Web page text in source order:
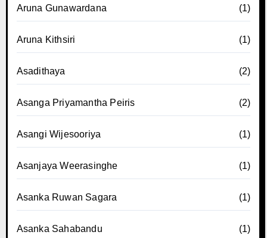
Aruna Gunawardana (1)
Aruna Kithsiri (1)
Asadithaya (2)
Asanga Priyamantha Peiris (2)
Asangi Wijesooriya (1)
Asanjaya Weerasinghe (1)
Asanka Ruwan Sagara (1)
Asanka Sahabandu (1)